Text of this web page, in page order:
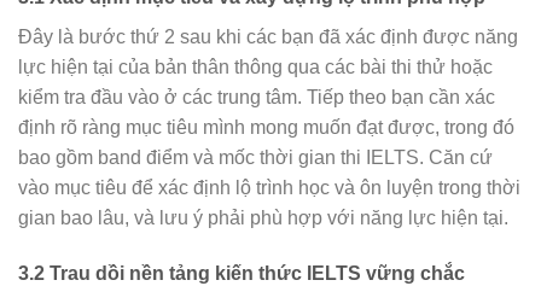
Đây là bước thứ 2 sau khi các bạn đã xác định được năng
lực hiện tại của bản thân thông qua các bài thi thử hoặc
kiểm tra đầu vào ở các trung tâm. Tiếp theo bạn cần xác
định rõ ràng mục tiêu mình mong muốn đạt được, trong đó
bao gồm band điểm và mốc thời gian thi IELTS. Căn cứ
vào mục tiêu để xác định lộ trình học và ôn luyện trong thời
gian bao lâu, và lưu ý phải phù hợp với năng lực hiện tại.
3.2 Trau dồi nền tảng kiến thức IELTS vững chắc